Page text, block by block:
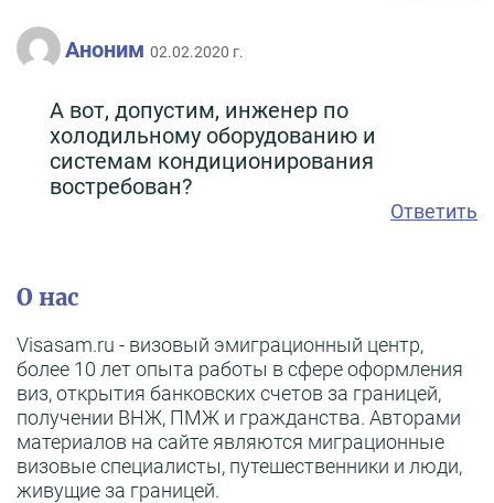
Аноним 02.02.2020 г.
А вот, допустим, инженер по
холодильному оборудованию и
системам кондиционирования
востребован?
Ответить
О нас
Visasam.ru - визовый эмиграционный центр,
более 10 лет опыта работы в сфере оформления
виз, открытия банковских счетов за границей,
получении ВНЖ, ПМЖ и гражданства. Авторами
материалов на сайте являются миграционные
визовые специалисты, путешественники и люди,
живущие за границей.